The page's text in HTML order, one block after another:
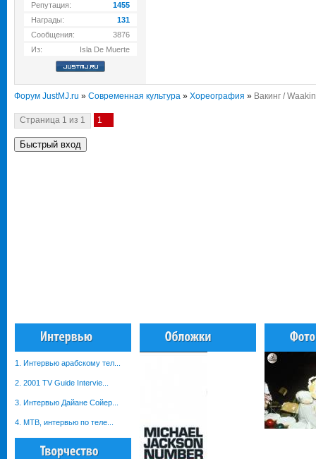
Репутация:
1455
Награды:
131
Сообщения:
3876
Из:
Isla De Muerte
Форум JustMJ.ru » Современная культура » Хореография » Вакинг /
Страница 1 из 1 1
1. Интервью арабскому тел...
2. 2001 TV Guide Intervie...
3. Интервью Дайане Сойер...
4. MTB, интервью по теле...